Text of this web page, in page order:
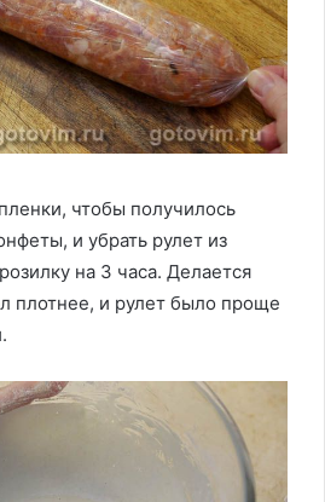
чтобы получилось
и убрать рулет из
на 3 часа. Делается
плотнее, и рулет было проще